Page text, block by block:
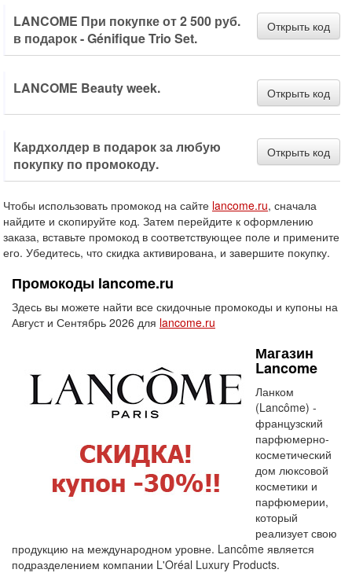
LANCOME При покупке от 2 500 руб.
в подарок - Génifique Trio Set.
Открыть код
LANCOME Beauty week. Открыть код
Кардхолдер в подарок за любую
покупку по промокоду.
Открыть код
Чтобы использовать промокод на сайте lancome.ru, сначала
найдите и скопируйте код. Затем перейдите к оформлению
заказа, вставьте промокод в соответствующее поле и примените
его. Убедитесь, что скидка активирована, и завершите покупку.
Промокоды lancome.ru
Здесь вы можете найти все скидочные промокоды и купоны на
Август и Сентябрь 2026 для lancome.ru
Магазин
Lancome
Ланком
(Lancôme) -
французский
парфюмерно-
косметический
дом люксовой
косметики и
парфюмерии,
который
реализует свою
продукцию на международном уровне. Lancôme является
подразделением компании L'Oréal Luxury Products.